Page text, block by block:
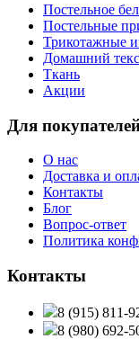
Постельное
Постельные
Трикотажные
Домашний
Ткань
Акции
Для
О нас
Доставка и
Контакты
Блог
Вопрос-ответ
Политика
Контакты
8 (915) 811-
8 (980) 692-